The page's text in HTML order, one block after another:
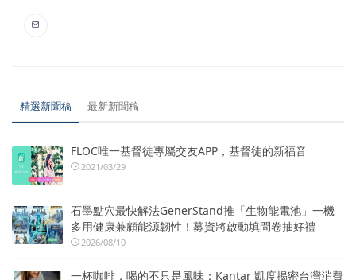
精選新聞稿 最新新聞稿
FLOC唯一基督徒專屬交友APP，基督徒的新福音
2021/03/29
石墨點穴最快解法GenerStand推「生物能電池」一機
多用健康兼顧能源韌性！募資將啟動填問卷抽好禮
2026/08/10
一杯咖啡，喝的不只是風味：Kantar 凱度揭密台灣消費